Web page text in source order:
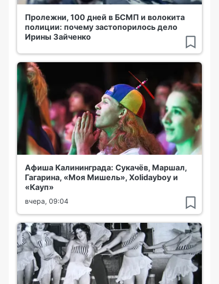
Пролежни, 100 дней в БСМП и волокита
полиции: почему застопорилось дело
Ирины Зайченко
Афиша Калининграда: Сукачёв, Маршал,
Гагарина, «Моя Мишель», Xolidayboy и
«Кауп»
вчера, 09:04